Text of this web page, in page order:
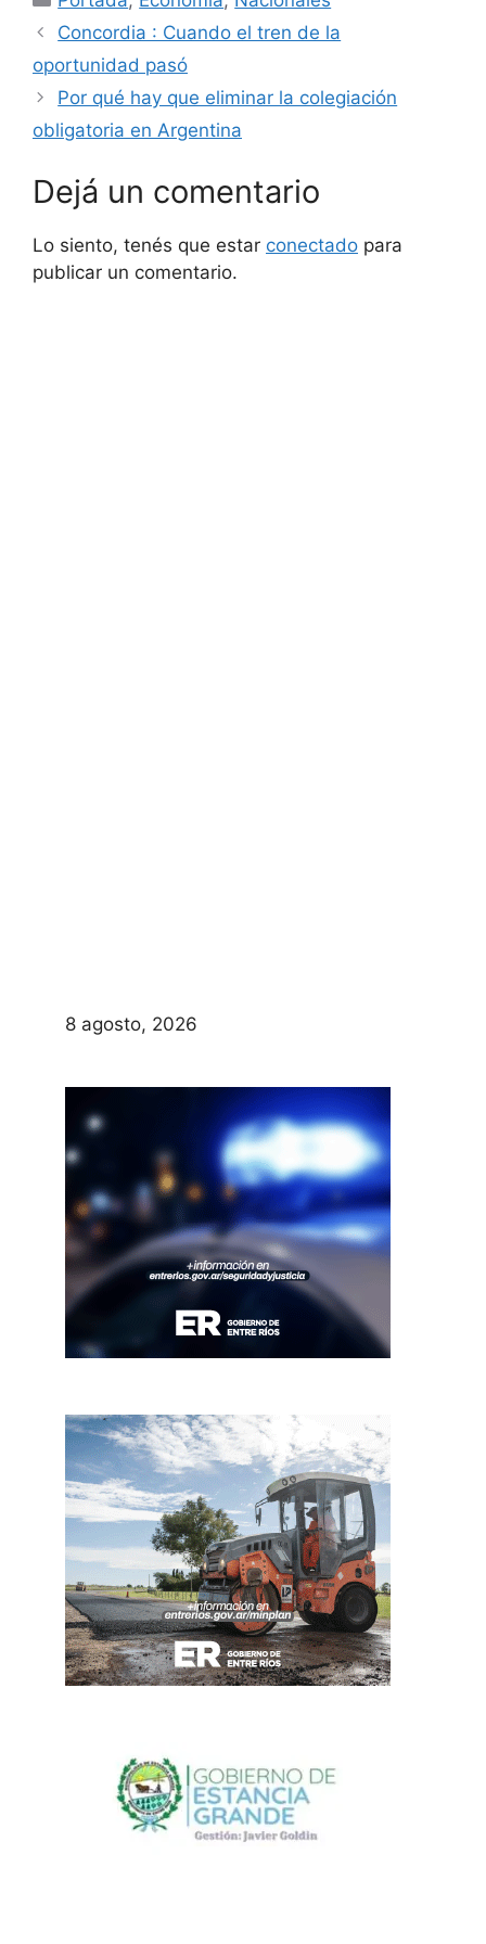
Concordia : Cuando el tren de la
oportunidad pasó
Por qué hay que eliminar la colegiación
obligatoria en Argentina
Dejá un comentario
Lo siento, tenés que estar conectado para
publicar un comentario.
8 agosto, 2026